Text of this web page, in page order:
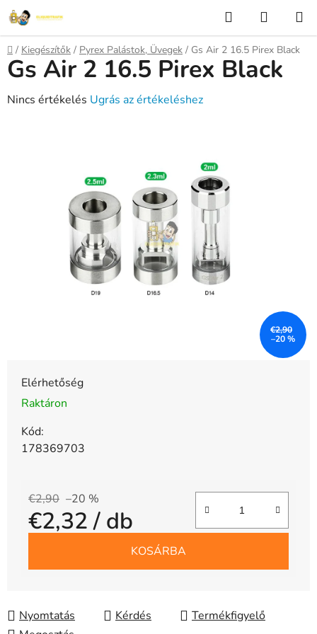
Ugrás
fő
tartalomhoz
KeresésKOSÁR
Kezdőlap
/ Kiegészítők / Pyrex Palástok, Üvegek / Gs Air 2 16.5 Pirex Black
Elérhetőség
Raktáron
Kód:
178369703
€2,90 –20 %
€2,32/ db
KOSÁRBA
Nyomtatás
Kérdés
Gs Air 2 16.5 Pirex Black
A
Nincs értékelés Ugrás az értékeléshez
€2,90
–20 %